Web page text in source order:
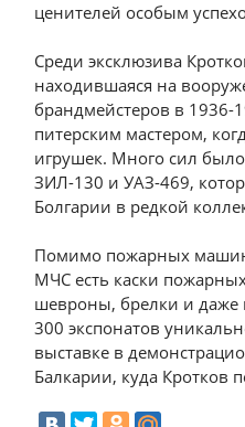
ценителей особым
Среди эксклюзива
находившаяся на
брандмейстеров в 1936-
питерским мастером,
игрушек. Много сил
ЗИЛ-130 и УАЗ-469,
Болгарии в редкой
Помимо пожарных
МЧС есть каски
шевроны, брелки и даже
300 экспонатов
выставке в
Балкарии, куда Кротков